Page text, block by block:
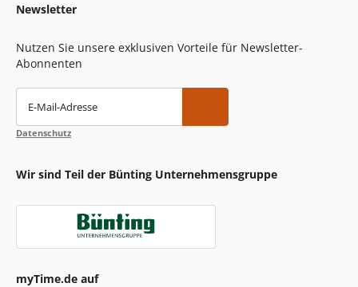
Newsletter
Nutzen Sie unsere exklusiven Vorteile für Newsletter-
Abonnenten
E-Mail-Adresse
Datenschutz
Wir sind Teil der Bünting Unternehmensgruppe
myTime.de auf